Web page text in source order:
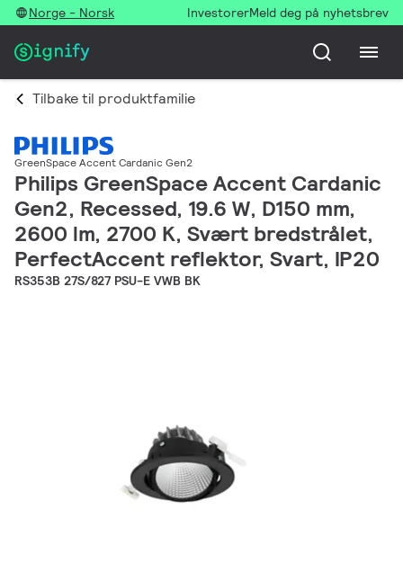
Norge - Norsk InvestorerMeld deg på nyhetsbrev
Tilbake til produktfamilie
GreenSpace Accent Cardanic Gen2
Philips GreenSpace Accent Cardanic
Gen2, Recessed, 19.6 W, D150 mm,
2600 lm, 2700 K, Svært bredstrålet,
PerfectAccent reflektor, Svart, IP20
RS353B 27S/827 PSU-E VWB BK